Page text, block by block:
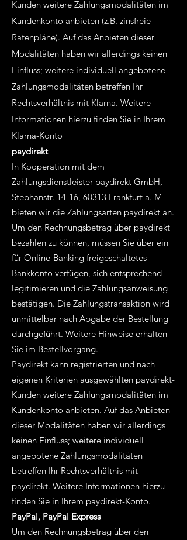
Kunden weitere Zahlungsmodalitäten im
Kundenkonto anbieten (z.B. zinsfreie
Ratenpläne). Auf das Anbieten dieser
Modalitäten haben wir allerdings keinen
Einfluss; weitere individuell angebotene
Zahlungsmodalitäten betreffen Ihr
Rechtsverhältnis mit Klarna. Weitere
Informationen hierzu finden Sie in Ihrem
Klarna-Konto
paydirekt
In Kooperation mit dem
Zahlungsdienstleister paydirekt GmbH,
Stephanstr. 14-16, 60313 Frankfurt a. M
bieten wir die Zahlungsarten paydirekt an.
Um den Rechnungsbetrag über paydirekt
bezahlen zu können, müssen Sie über ein
für Online-Banking freigeschaltetes
Bankkonto verfügen, sich entsprechend
legitimieren und die Zahlungsanweisung
bestätigen. Die Zahlungstransaktion wird
unmittelbar nach Abgabe der Bestellung
durchgeführt. Weitere Hinweise erhalten
Sie im Bestellvorgang.
Paydirekt kann registrierten und nach
eigenen Kriterien ausgewählten paydirekt-
Kunden weitere Zahlungsmodalitäten im
Kundenkonto anbieten. Auf das Anbieten
dieser Modalitäten haben wir allerdings
keinen Einfluss; weitere individuell
angebotene Zahlungsmodalitäten
betreffen Ihr Rechtsverhältnis mit
paydirekt. Weitere Informationen hierzu
finden Sie in Ihrem paydirekt-Konto.
PayPal, PayPal Express
Um den Rechnungsbetrag über den